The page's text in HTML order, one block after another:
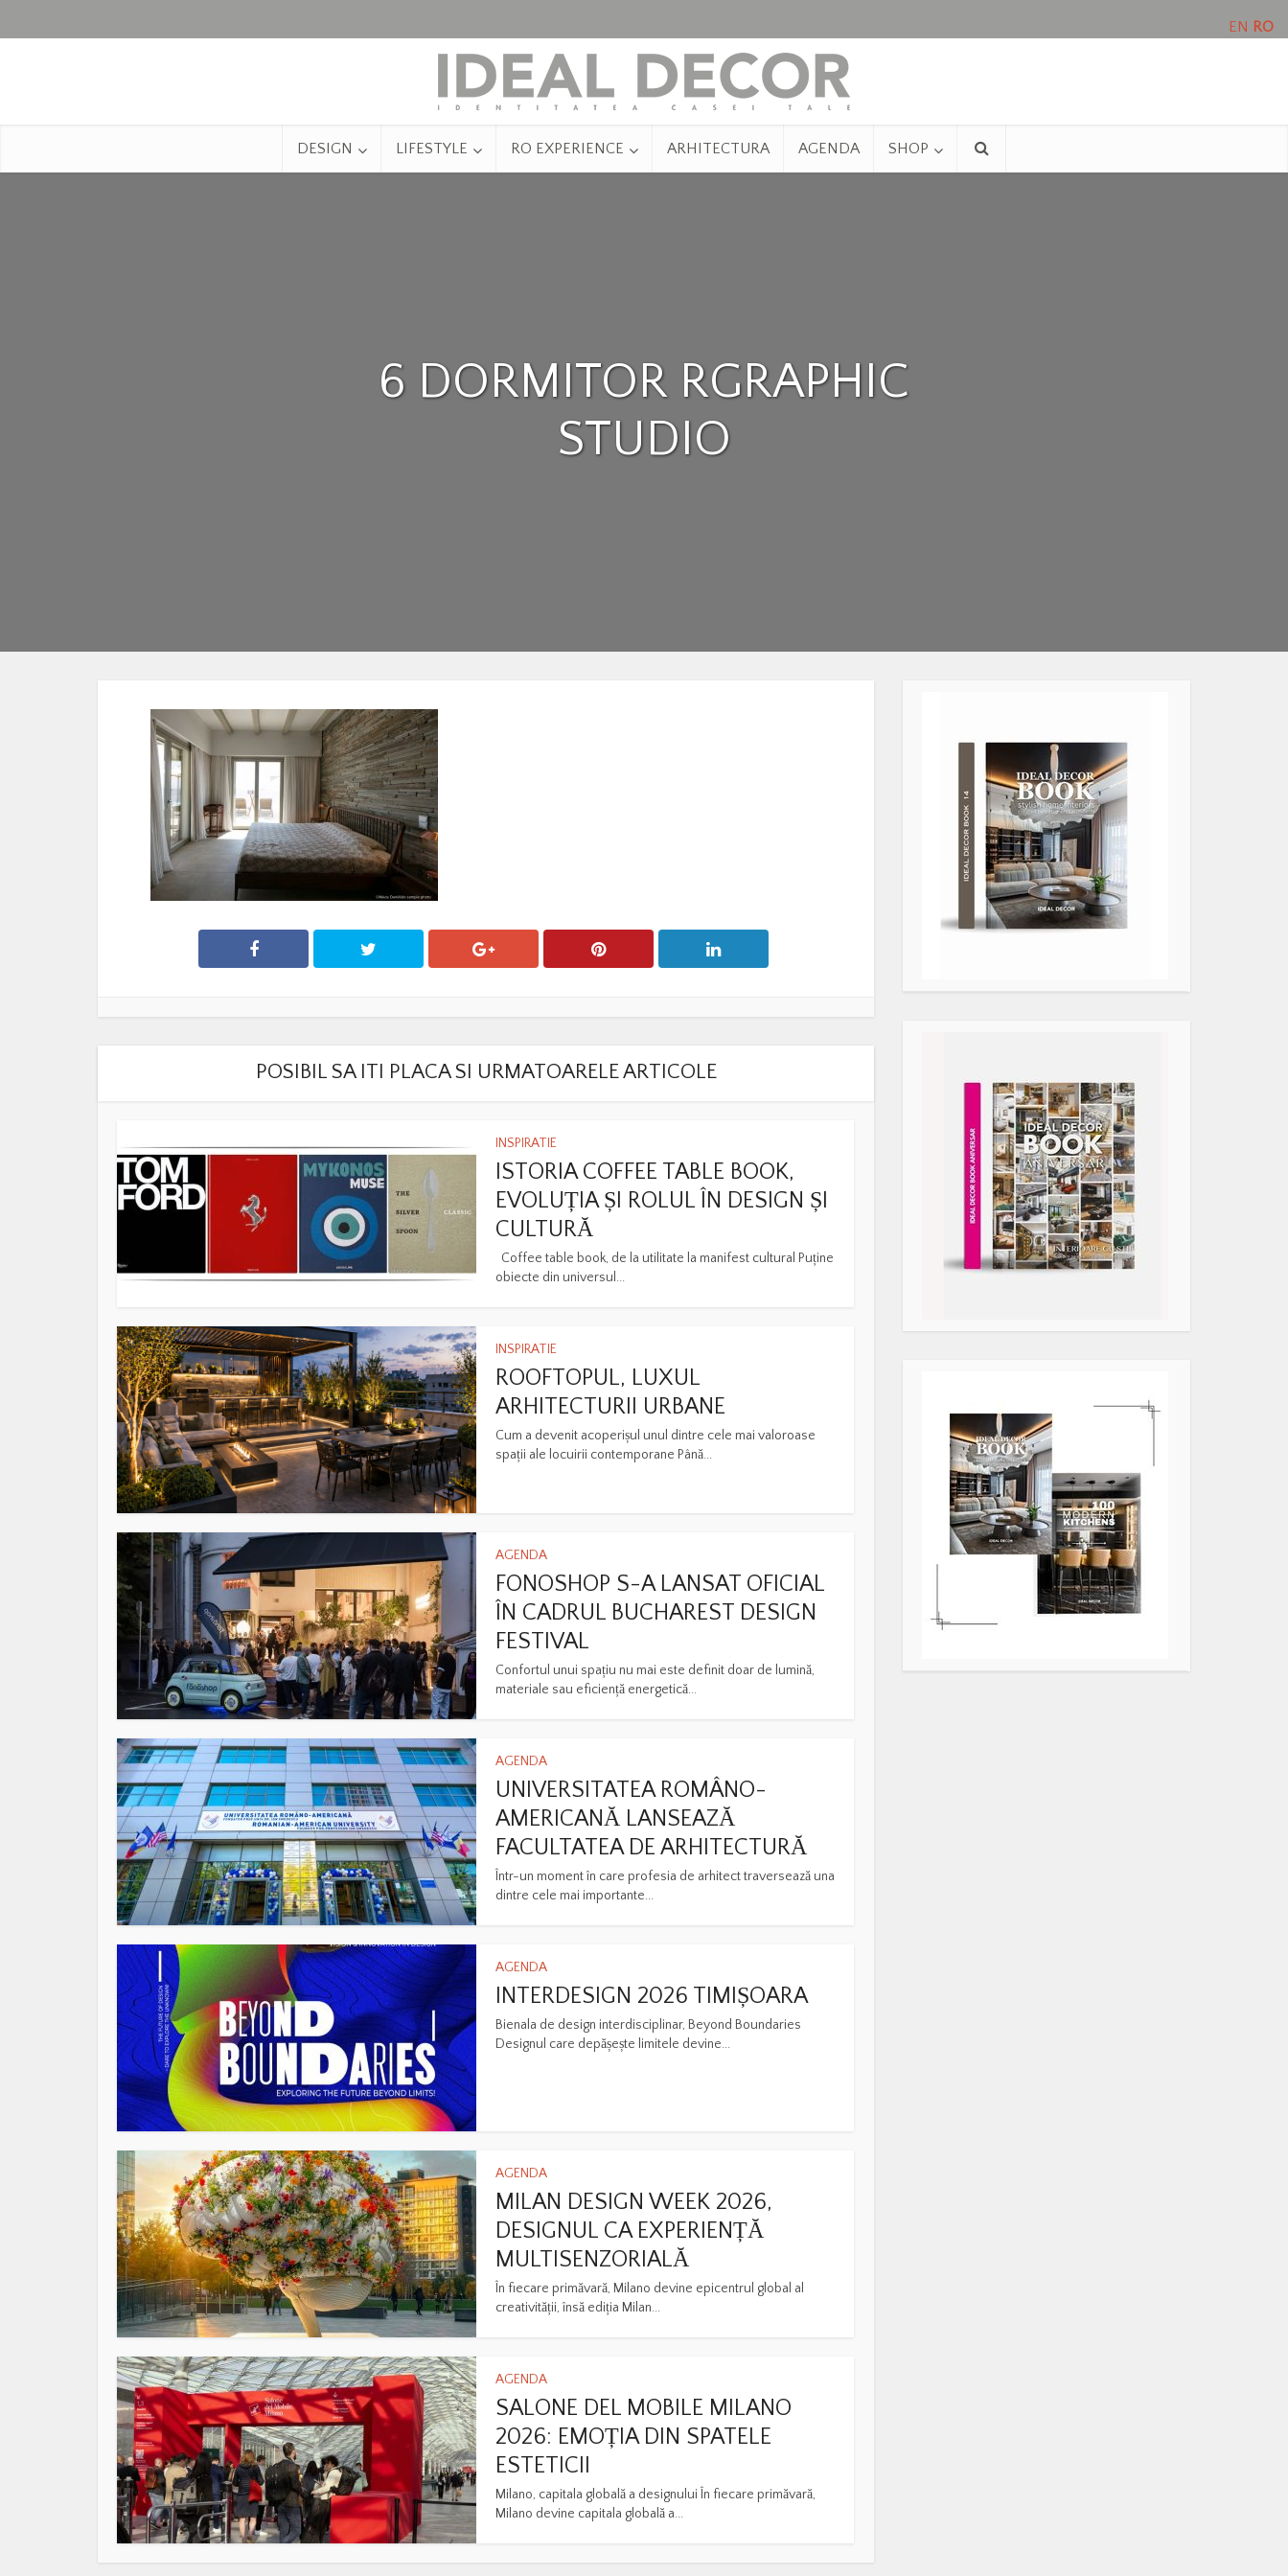
DESIGN LIFESTYLE RO EXPERIENCE ARHITECTURA AGENDA SHOP
6 DORMITOR RGRAPHIC
STUDIO
POSIBIL SA ITI PLACA SI URMATOARELE ARTICOLE
INSPIRATIE
ISTORIA COFFEE TABLE BOOK,
EVOLUȚIA ȘI ROLUL ÎN DESIGN ȘI
CULTURĂ
Coffee table book, de la utilitate la manifest cultural Puține
obiecte din universul...
INSPIRATIE
ROOFTOPUL, LUXUL
ARHITECTURII URBANE
Cum a devenit acoperișul unul dintre cele mai valoroase
spații ale locuirii contemporane Până...
AGENDA
FONOSHOP S-A LANSAT OFICIAL
ÎN CADRUL BUCHAREST DESIGN
FESTIVAL
Confortul unui spațiu nu mai este definit doar de lumină,
materiale sau eficiență energetică...
AGENDA
UNIVERSITATEA ROMÂNO-
AMERICANĂ LANSEAZĂ
FACULTATEA DE ARHITECTURĂ
Într-un moment în care profesia de arhitect traversează una
dintre cele mai importante...
AGENDA
INTERDESIGN 2026 TIMIȘOARA
Bienala de design interdisciplinar, Beyond Boundaries
Designul care depășește limitele devine...
AGENDA
MILAN DESIGN WEEK 2026,
DESIGNUL CA EXPERIENȚĂ
MULTISENZORIALĂ
În fiecare primăvară, Milano devine epicentrul global al
creativității, însă ediția Milan...
AGENDA
SALONE DEL MOBILE MILANO
2026: EMOȚIA DIN SPATELE
ESTETICII
Milano, capitala globală a designului În fiecare primăvară,
Milano devine capitala globală a...
EN RO